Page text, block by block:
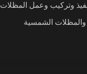
وتركيب وعمل المظلات
والمظلات الشمسية